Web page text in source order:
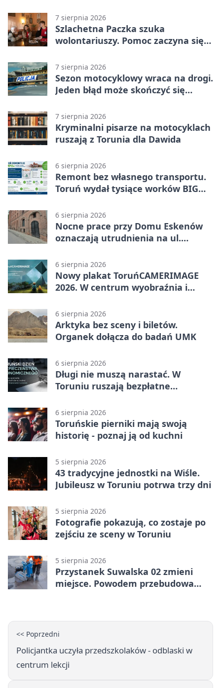
7 sierpnia 2026
Szlachetna Paczka szuka
wolontariuszy. Pomoc zaczyna się
7 sierpnia 2026
Sezon motocyklowy wraca na drogi.
Jeden błąd może skończyć się
7 sierpnia 2026
Kryminalni pisarze na motocyklach
ruszają z Torunia dla Dawida
6 sierpnia 2026
Remont bez własnego transportu.
Toruń wydał tysiące worków BIG
6 sierpnia 2026
Nocne prace przy Domu Eskenów
oznaczają utrudnienia na ul.
6 sierpnia 2026
Nowy plakat ToruńCAMERIMAGE
2026. W centrum wyobraźnia i
6 sierpnia 2026
Arktyka bez sceny i biletów.
Organek dołącza do badań UMK
6 sierpnia 2026
Długi nie muszą narastać. W
Toruniu ruszają bezpłatne
6 sierpnia 2026
Toruńskie pierniki mają swoją
historię - poznaj ją od kuchni
5 sierpnia 2026
43 tradycyjne jednostki na Wiśle.
Jubileusz w Toruniu potrwa trzy dni
5 sierpnia 2026
Fotografie pokazują, co zostaje po
zejściu ze sceny w Toruniu
5 sierpnia 2026
Przystanek Suwalska 02 zmieni
miejsce. Powodem przebudowa
<< Poprzedni
Policjantka uczyła przedszkolaków - odblaski w
centrum lekcji